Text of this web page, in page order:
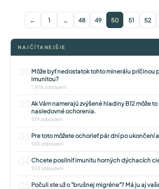
← 1 … 48 49 50 51 52
NAJČÍTANEJŠIE
Môže byť nedostatok tohto minerálu príčinou
imunitou?
1,876 zobrazení
Ak Vám namerajú zvýšené hladiny B12 môže
nasledovné ochorenia.
579 zobrazení
Pre toto môžete ochorieť pár dní po ukončení
545 zobrazení
Chcete posilniť imunitu horných dýchacích
533 zobrazení
Počuli ste už o "brušnej migréne"? Má ju aj